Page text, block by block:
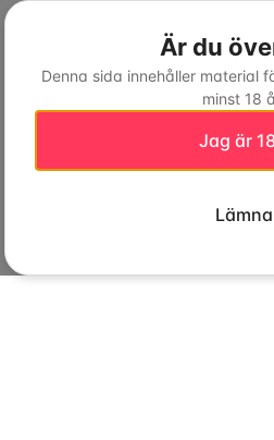
Är du
Denna sida innehåller material
minst 18
Jag är
Lämna